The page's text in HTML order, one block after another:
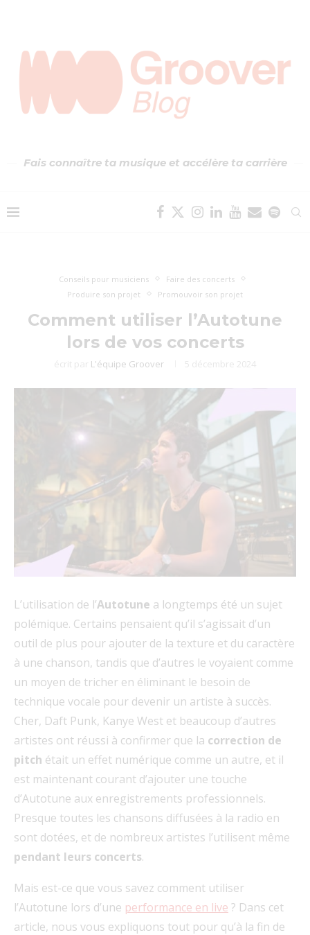
Fais connaître ta musique et accélère ta carrière
Conseils pour musiciens
Faire des concerts
Produire son projet
Promouvoir son projet
Comment utiliser l’Autotune
lors de vos concerts
écrit par L'équipe Groover 5 décembre 2024
L’utilisation de l’Autotune a longtemps été un sujet
polémique. Certains pensaient qu’il s’agissait d’un
outil de plus pour ajouter de la texture et du caractère
à une chanson, tandis que d’autres le voyaient comme
un moyen de tricher en éliminant le besoin de
technique vocale pour devenir un artiste à succès.
Cher, Daft Punk, Kanye West et beaucoup d’autres
artistes ont réussi à confirmer que la correction de
pitch était un effet numérique comme un autre, et il
est maintenant courant d’ajouter une touche
d’Autotune aux enregistrements professionnels.
Presque toutes les chansons diffusées à la radio en
sont dotées, et de nombreux artistes l’utilisent même
pendant leurs concerts.
Mais est-ce que vous savez comment utiliser
l’Autotune lors d’une performance en live ? Dans cet
article, nous vous expliquons tout pour qu’à la fin de